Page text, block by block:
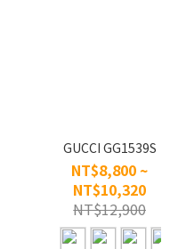
GUCCI GG1539S
NT$8,800 ~
NT$10,320
NT$12,900